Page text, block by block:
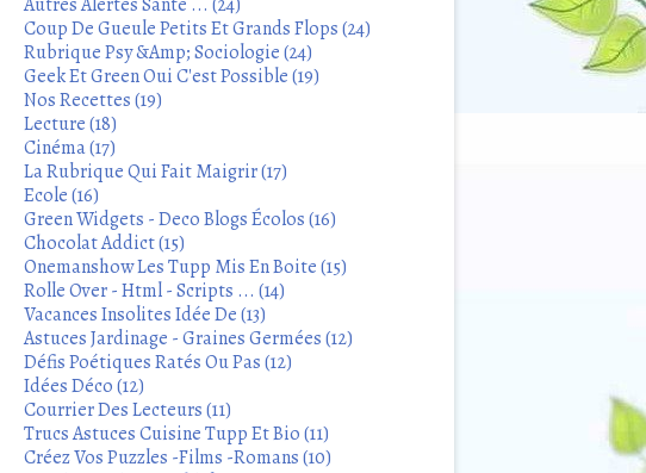
Coup De Gueule Petits Et Grands Flops (24)
Rubrique Psy &Amp; Sociologie (24)
Geek Et Green Oui C'est Possible (19)
Nos Recettes (19)
Lecture (18)
Cinéma (17)
La Rubrique Qui Fait Maigrir (17)
Ecole (16)
Green Widgets - Deco Blogs Écolos (16)
Chocolat Addict (15)
Onemanshow Les Tupp Mis En Boite (15)
Rolle Over - Html - Scripts ... (14)
Vacances Insolites Idée De (13)
Astuces Jardinage - Graines Germées (12)
Défis Poétiques Ratés Ou Pas (12)
Idées Déco (12)
Courrier Des Lecteurs (11)
Trucs Astuces Cuisine Tupp Et Bio (11)
Créez Vos Puzzles -Films -Romans (10)